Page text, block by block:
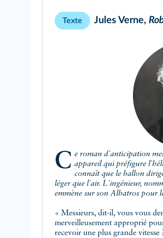
Texte Jules Verne,
Ce roman d'anticipation met en scène un ingénieur ayant construit un appareil qui préfigure
connaît que le ballon
léger que l'air. L'ingénieur,
emmène sur son Albatros pour
« Messieurs, dit-il, vous vous
merveilleusement approprié
recevoir une plus grande